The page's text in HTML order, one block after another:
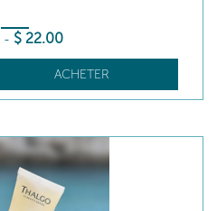
- $ 22.00
ACHETER